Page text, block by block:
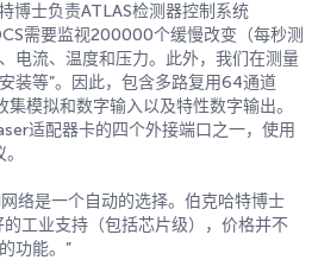
博士负责ATLAS检测器控制系统
需要监视200000个缓慢改变（每秒测
电流、温度和压力。此外，我们在测量
装等”。因此，包含多路复用64通道
模拟和数字输入以及特性数字输出。
适配器卡的四个外接端口之一，使用
络是一个自动的选择。伯克哈特博士
工业支持（包括芯片级），价格并不
功能。”